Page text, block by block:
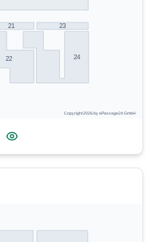
21 23
22 24
Copyright 2026 by ePassage24 GmbH